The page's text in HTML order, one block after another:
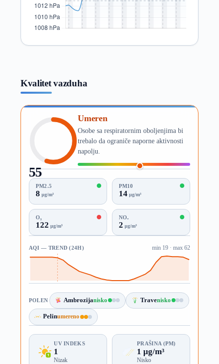
Kvalitet vazduha
55
AQI
Umeren
Osobe sa respiratornim oboljenjima bi
trebalo da ograniče naporne aktivnosti
napolju.
PM2.5
8 µg/m³
PM10
14µg/m³
O₃
122 µg/m³
NO₂
2 µg/m³
AQI — TREND (24H) min 19 · max 62
POLEN Ambrozijanisko Travenisko
Pelinumereno
UV INDEKS
1
Nizak
PRAŠINA (PM)
1 µg/m³
Nisko